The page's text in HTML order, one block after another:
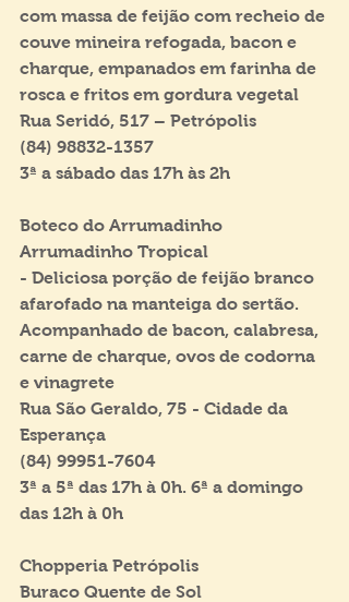
com massa de feijão com recheio de
couve mineira refogada, bacon e
charque, empanados em farinha de
rosca e fritos em gordura vegetal
Rua Seridó, 517 – Petrópolis
(84) 98832-1357
3ª a sábado das 17h às 2h
Boteco do Arrumadinho
Arrumadinho Tropical
- Deliciosa porção de feijão branco
afarofado na manteiga do sertão.
Acompanhado de bacon, calabresa,
carne de charque, ovos de codorna
e vinagrete
Rua São Geraldo, 75 - Cidade da
Esperança
(84) 99951-7604
3ª a 5ª das 17h à 0h. 6ª a domingo
das 12h à 0h
Chopperia Petrópolis
Buraco Quente de Sol